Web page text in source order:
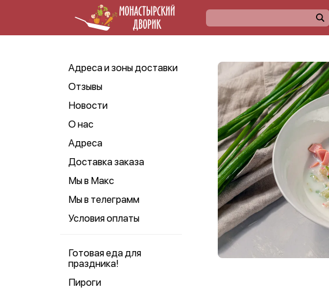
Адреса и зоны доставки
Отзывы
Новости
О нас
Адреса
Доставка заказа
Мы в Макс
Мы в телеграмм
Условия оплаты
Готовая еда для
праздника!
Пироги